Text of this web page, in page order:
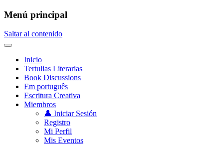
Menú principal
Saltar al contenido
Inicio
Tertulias Literarias
Book Discussions
Em português
Escritura Creativa
Miembros
👤 Iniciar Sesión
Registro
Mi Perfil
Mis Eventos